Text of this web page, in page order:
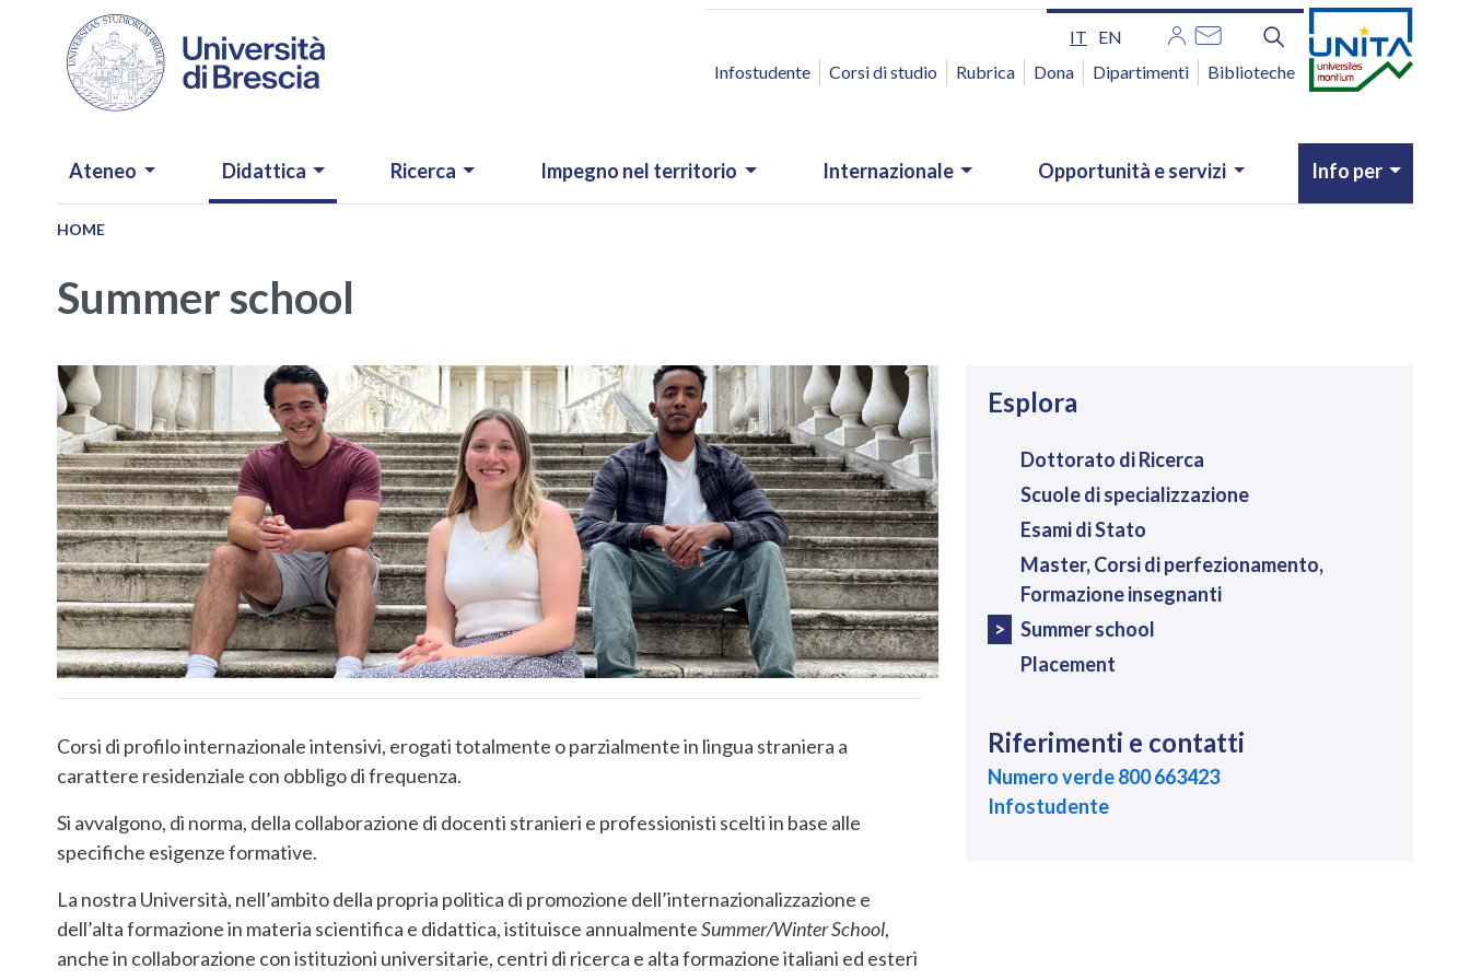
Salta al contenuto principale
IT EN
ACCESSO RAPIDO
Infostudente Corsi di studio Rubrica Dona Dipartimenti Biblioteche
NAVIGAZIONE PRINCIPALE
Ateneo Didattica Ricerca Impegno nel territorio Internazionale Opportunità e servizi Info per
HOME
Summer school
Corsi di profilo internazionale intensivi, erogati totalmente o parzialmente in lingua straniera a
carattere residenziale con obbligo di frequenza.
Si avvalgono, di norma, della collaborazione di docenti stranieri e professionisti scelti in base alle
specifiche esigenze formative.
La nostra Università, nell’ambito della propria politica di promozione dell’internazionalizzazione e
dell’alta formazione in materia scientifica e didattica, istituisce annualmenteSummer/Winter School,
anche in collaborazione con istituzioni universitarie, centri di ricerca e alta formazione italiani ed esteri
Esplora
Dottorato di Ricerca
Scuole di specializzazione
Esami di Stato
Master, Corsi di perfezionamento,
Formazione insegnanti
Summer school
Placement
Riferimenti e contatti
Numero verde 800 663423
Infostudente